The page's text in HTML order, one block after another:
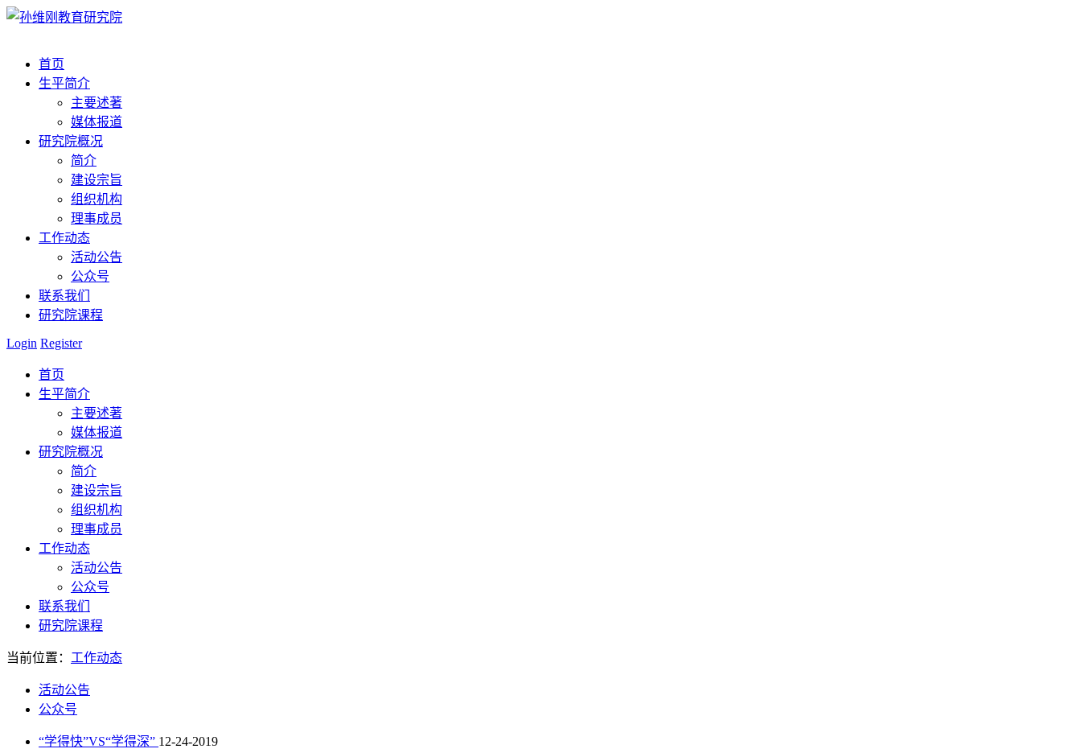
首页
生平简介
主要述著
媒体报道
研究院概况
简介
建设宗旨
组织机构
理事成员
工作动态
活动公告
公众号
联系我们
研究院课程
Login Register
首页
生平简介
主要述著
媒体报道
研究院概况
简介
建设宗旨
组织机构
理事成员
工作动态
活动公告
公众号
联系我们
研究院课程
当前位置： 工作动态
活动公告
公众号
“学得快”VS“学得深” 12-24-2019